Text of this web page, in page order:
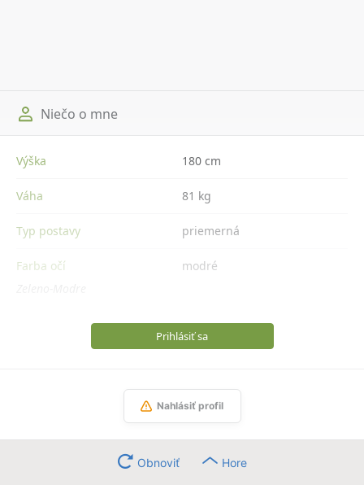
Niečo o mne
Výška 180 cm
Váha 81 kg
Typ postavy priemerná
Farba očí
modré
Prihlásiť sa
Nahlásiť profil
Obnoviť Hore